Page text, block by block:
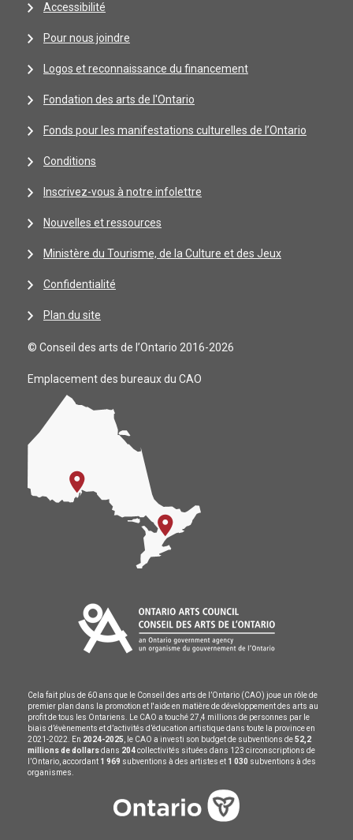
Accessibilité
Pour nous joindre
Logos et reconnaissance du financement
Fondation des arts de l'Ontario
Fonds pour les manifestations culturelles de l’Ontario
Conditions
Inscrivez-vous à notre infolettre
Nouvelles et ressources
Ministère du Tourisme, de la Culture et des Jeux
Confidentialité
Plan du site
© Conseil des arts de l’Ontario 2016-2026
Emplacement des bureaux du CAO
Cela fait plus de 60 ans que le Conseil des arts de l’Ontario (CAO) joue un rôle de
premier plan dans la promotion et l'aide en matière de développement des arts au
profit de tous les Ontariens. Le CAO a touché 27,4 millions de personnes par le
biais d’évènements et d’activités d’éducation artistique dans toute la province en
2021-2022. En 2024-2025 , le CAO a investi son budget de subventions de52,2
millions de dollarsdans 204collectivités situées dans 123 circonscriptions de
l’Ontario, accordant 1 969 subventions à des artistes et 1 030 subventions à des
organismes.